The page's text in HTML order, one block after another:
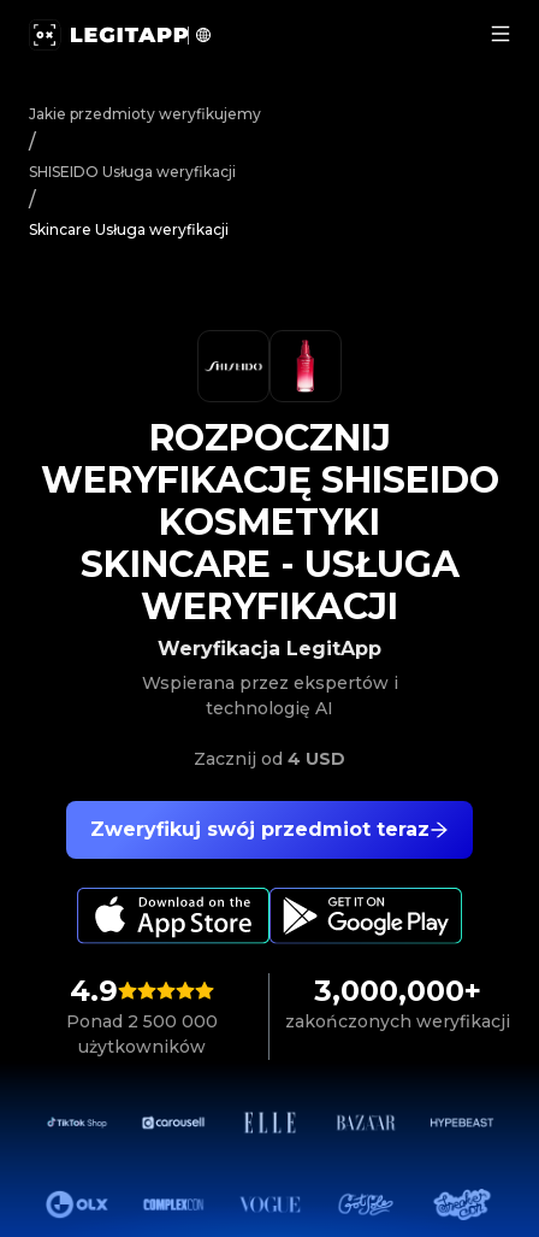
Jakie przedmioty weryfikujemy
/
SHISEIDO Usługa weryfikacji
/
Skincare Usługa weryfikacji
4.9
Ponad 2 500 000
użytkowników
3,000,000+
zakończonych weryfikacji
Zweryfikuj swój przedmiot teraz
Weryfikacja LegitApp
Wspierana przez ekspertów i
technologię AI
Zacznij od 4 USD
ROZPOCZNIJ
WERYFIKACJĘ SHISEIDO
KOSMETYKI
SKINCARE - USŁUGA
WERYFIKACJI